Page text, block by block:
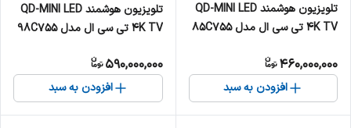
تلویزیون هوشمند QD-MINI LED
4K TV تی سی ال مدل 85C755
460,000,000
افزودن به سبد
تلویزیون هوشمند QD-MINI LED
4K TV تی سی ال مدل 98C755
590,000,000
افزودن به سبد